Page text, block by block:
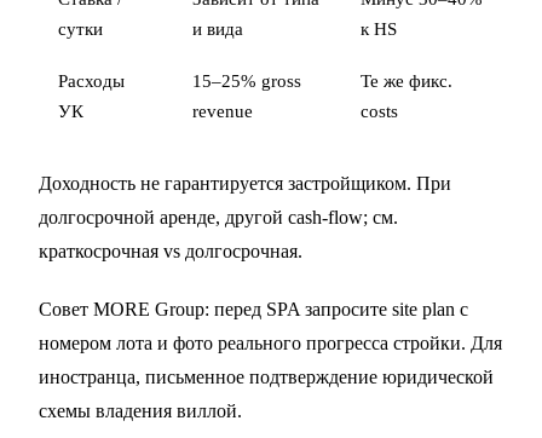
сутки
и вида
к HS
Расходы
УК
15–25% gross
revenue
Те же фикс.
costs
Доходность не гарантируется застройщиком. При
долгосрочной аренде, другой cash-flow; см.
краткосрочная vs долгосрочная.
Совет MORE Group: перед SPA запросите site plan с
номером лота и фото реального прогресса стройки. Для
иностранца, письменное подтверждение юридической
схемы владения виллой.